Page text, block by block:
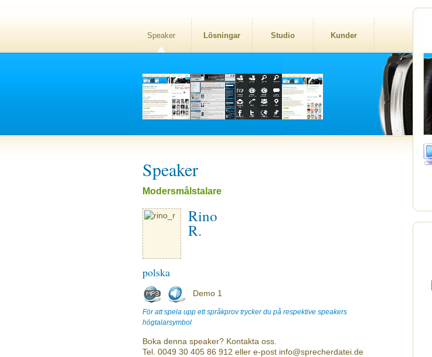
Speaker Lösningar Studio Kunder
Speaker
Modersmålstalare
Rino
R.
polska
Demo 1
För att spela upp ett språkprov trycker du på respektive speakers
högtalarsymbol
Boka denna speaker? Kontakta oss.
Tel. 0049 30 405 86 912 eller e-post info@sprecherdatei.de